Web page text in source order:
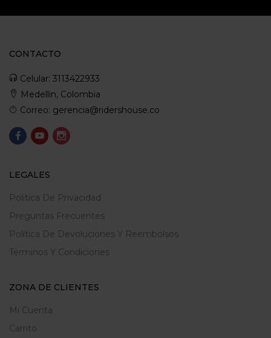
CONTACTO
Celular: 3113422933
Medellin, Colombia
Correo: gerencia@ridershouse.co
LEGALES
Politica De Privacidad
Preguntas Frecuentes
Política De Devoluciones Y Reembolsos
Terminos Y Condiciones
ZONA DE CLIENTES
Mi Cuenta
Carrito